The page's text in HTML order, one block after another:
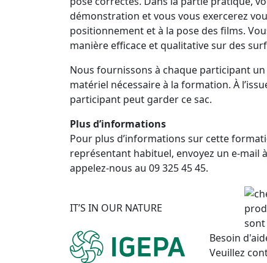
démonstration et vous vous exercerez
positionnement et à la pose des films.
manière efficace et qualitative sur des
Nous fournissons à chaque participant
matériel nécessaire à la formation. À
participant peut garder ce sac.
Plus d’informations
Pour plus d’informations sur cette
représentant habituel, envoyez un e-mail à
appelez-nous au 09 325 45 45.
IT’S IN OUR NATURE
Besoin
Veuillez